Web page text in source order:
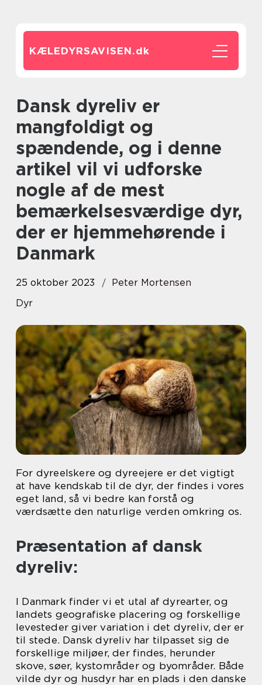
KÆLEDYRSAVISEN.dk
Dansk dyreliv er
mangfoldigt og
spændende, og i denne
artikel vil vi udforske
nogle af de mest
bemærkelsesværdige dyr,
der er hjemmehørende i
Danmark
25 oktober 2023
Peter Mortensen
Dyr
For dyreelskere og dyreejere er det vigtigt
at have kendskab til de dyr, der findes i vores
eget land, så vi bedre kan forstå og
værdsætte den naturlige verden omkring os.
Præsentation af dansk
dyreliv:
I Danmark finder vi et utal af dyrearter, og
landets geografiske placering og forskellige
levesteder giver variation i det dyreliv, der er
til stede. Dansk dyreliv har tilpasset sig de
forskellige miljøer, der findes, herunder
skove, søer, kystområder og byområder. Både
vilde dyr og husdyr har en plads i den danske